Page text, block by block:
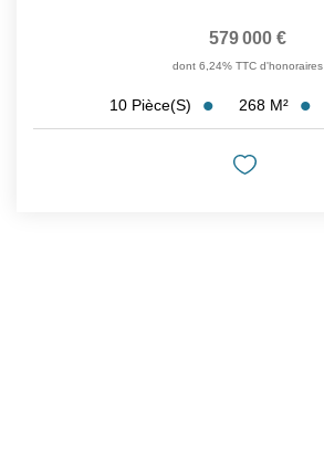
579 000 €
dont 6,24% TTC d'honoraires
10 Pièce(s) 268 M²